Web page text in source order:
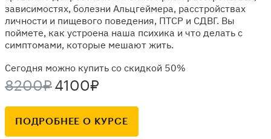
зависимостях, болезни Альцгеймера, расстройствах
личности и пищевого поведения, ПТСР и СДВГ. Вы
поймете, как устроена наша психика и что делать с
симптомами, которые мешают жить.
Сегодня можно купить со скидкой 50%
8200₽ 4100₽
ПОДРОБНЕЕ О КУРСЕ